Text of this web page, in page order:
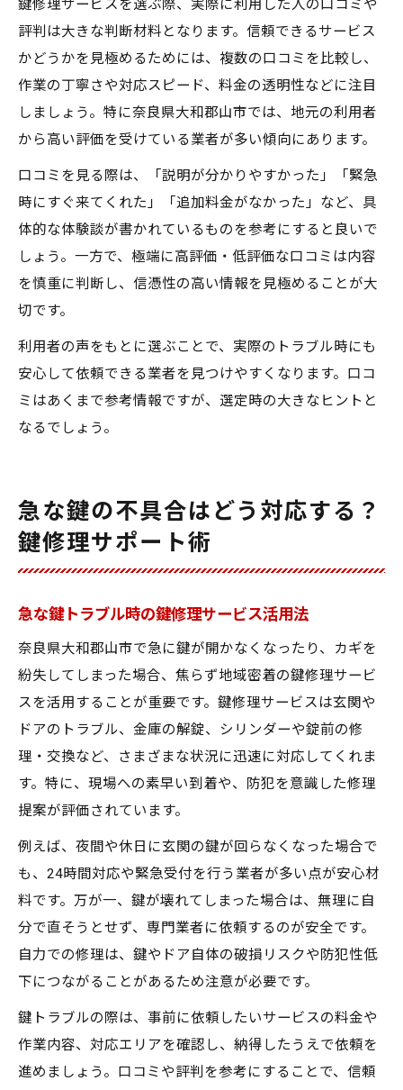
鍵修理サービスを選ぶ際、実際に利用した人の口コミや
評判は大きな判断材料となります。信頼できるサービス
かどうかを見極めるためには、複数の口コミを比較し、
作業の丁寧さや対応スピード、料金の透明性などに注目
しましょう。特に奈良県大和郡山市では、地元の利用者
から高い評価を受けている業者が多い傾向にあります。
口コミを見る際は、「説明が分かりやすかった」「緊急
時にすぐ来てくれた」「追加料金がなかった」など、具
体的な体験談が書かれているものを参考にすると良いで
しょう。一方で、極端に高評価・低評価な口コミは内容
を慎重に判断し、信憑性の高い情報を見極めることが大
切です。
利用者の声をもとに選ぶことで、実際のトラブル時にも
安心して依頼できる業者を見つけやすくなります。口コ
ミはあくまで参考情報ですが、選定時の大きなヒントと
なるでしょう。
急な鍵の不具合はどう対応する？
鍵修理サポート術
急な鍵トラブル時の鍵修理サービス活用法
奈良県大和郡山市で急に鍵が開かなくなったり、カギを
紛失してしまった場合、焦らず地域密着の鍵修理サービ
スを活用することが重要です。鍵修理サービスは玄関や
ドアのトラブル、金庫の解錠、シリンダーや錠前の修
理・交換など、さまざまな状況に迅速に対応してくれま
す。特に、現場への素早い到着や、防犯を意識した修理
提案が評価されています。
例えば、夜間や休日に玄関の鍵が回らなくなった場合で
も、24時間対応や緊急受付を行う業者が多い点が安心材
料です。万が一、鍵が壊れてしまった場合は、無理に自
分で直そうとせず、専門業者に依頼するのが安全です。
自力での修理は、鍵やドア自体の破損リスクや防犯性低
下につながることがあるため注意が必要です。
鍵トラブルの際は、事前に依頼したいサービスの料金や
作業内容、対応エリアを確認し、納得したうえで依頼を
進めましょう。口コミや評判を参考にすることで、信頼